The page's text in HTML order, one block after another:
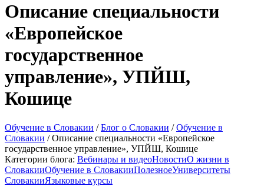
Описание специальности
«Европейское
государственное
управление», УПЙШ,
Кошице
Обучение в Словакии /Блог о Словакии /Обучение в
Словакии /Описание специальности «Европейское
государственное управление», УПЙШ, Кошице
Категории блога: Вебинары и видеоНовостиО жизни в
СловакииОбучение в СловакииПолезноеУниверситеты
СловакииЯзыковые курсы